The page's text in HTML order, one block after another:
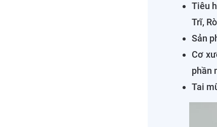
Tiêu
Trĩ,
Sản
Cơ
phần
Tai